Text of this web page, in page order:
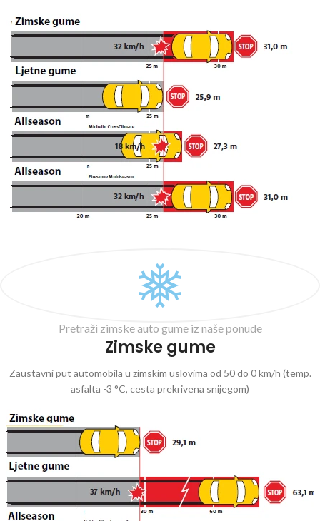
Pretraži zimske auto gume iz naše ponude
Zimske gume
Zaustavni put automobila u zimskim uslovima od 50 do 0 km/h (temp.
asfalta -3 °C, cesta prekrivena snijegom)